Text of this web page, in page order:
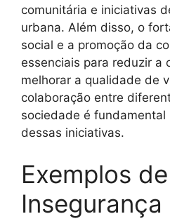
comunitária e iniciativas
urbana. Além disso, o
social e a promoção da
essenciais para reduzir a
melhorar a qualidade de
colaboração entre
sociedade é fundamental
dessas iniciativas.
Exemplos
Insegurança